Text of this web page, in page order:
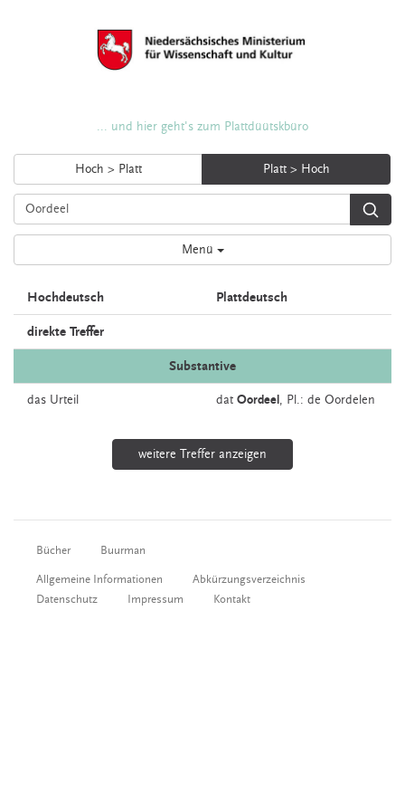
... und hier geht's zum Plattdüütskbüro
Hoch > Platt Platt > Hoch
Menü
Hochdeutsch Plattdeutsch
direkte Treffer
Substantive
das Urteil dat Oordeel , Pl.: de Oordelen
weitere Treffer anzeigen
Bücher Buurman
Allgemeine Informationen
Abkürzungsverzeichnis
Datenschutz
Impressum Kontakt